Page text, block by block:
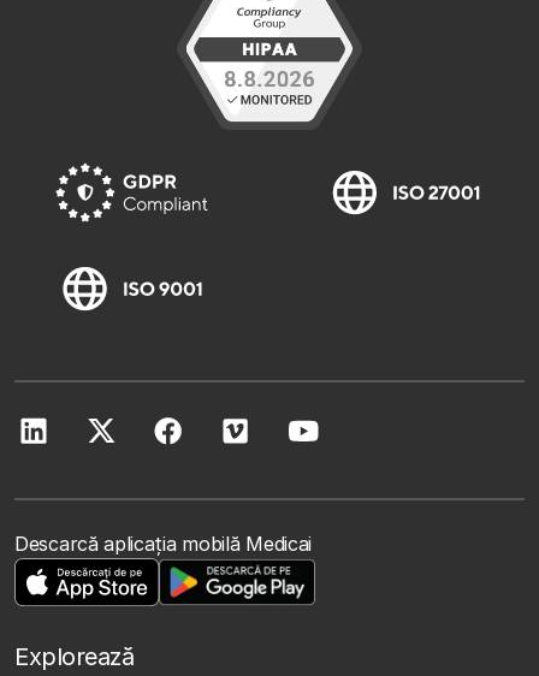
Descarcă aplicația mobilă Medicai
Explorează